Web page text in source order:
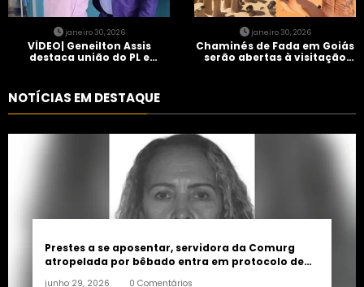
janeiro 30, 2026
VÍDEO| Geneilton Assis
destaca união do PL e
janeiro 30, 2026
Chaminés de Fada em Goiás
serão abertas à visitação
NOTÍCIAS EM DESTAQUE
Prestes a se aposentar, servidora da Comurg
atropelada por bêbado entra em protocolo de
junho 29, 2026 0 Comentários